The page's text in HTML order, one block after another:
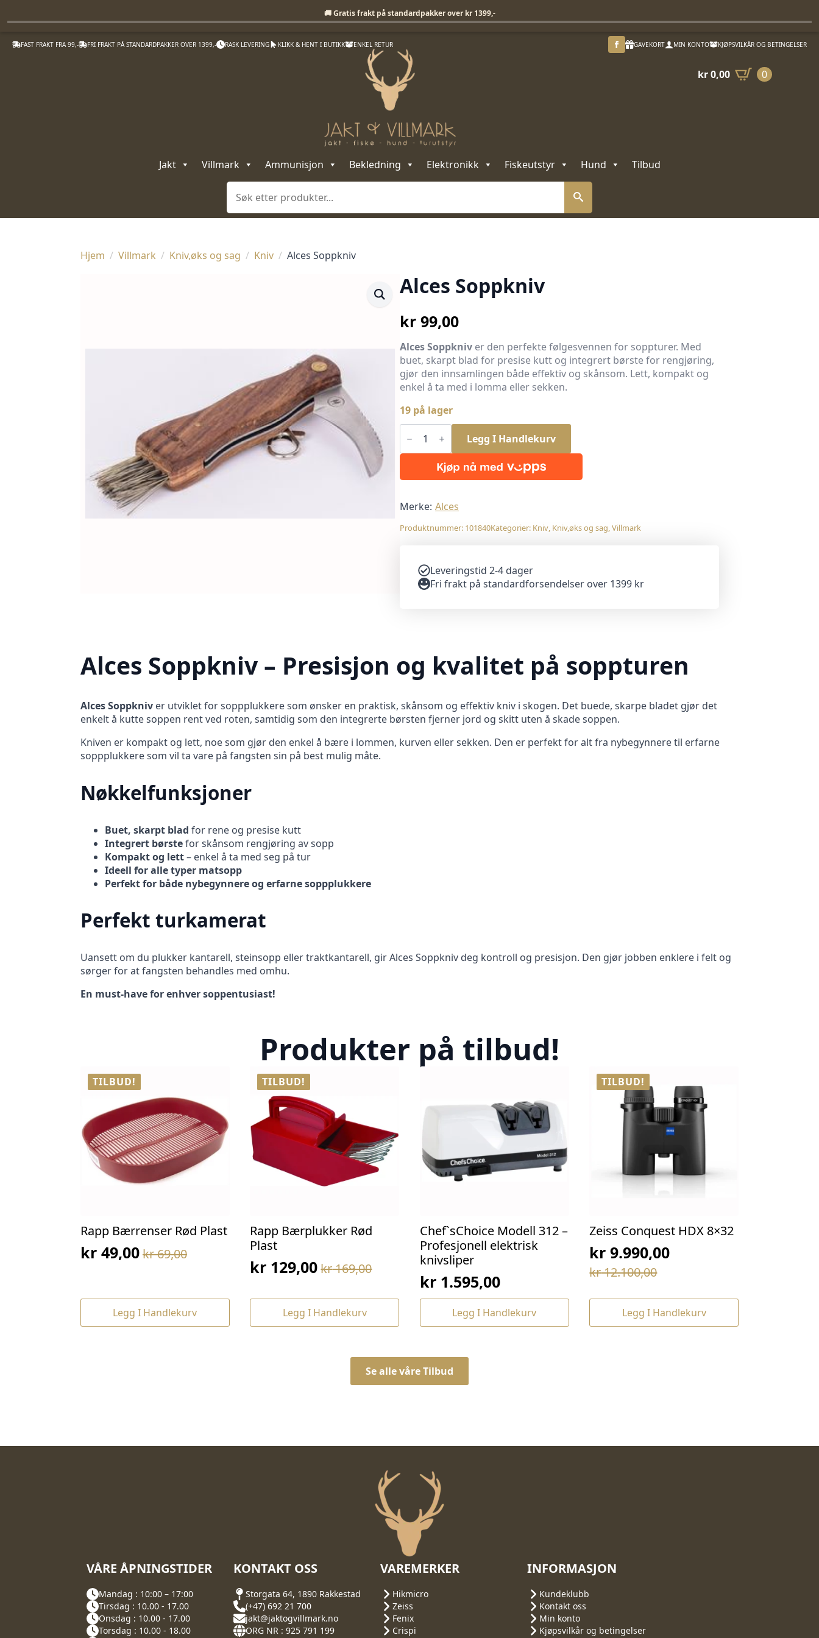
FAST FRAKT FRA 99,- FRI FRAKT PÅ STANDARDPAKKER OVER 1399,- RASK LEVERING KLIKK & HENT I BUTIKK ENKEL RETUR GAVEKORT MIN KONTO KJØPSVILKÅR OG BETINGELSER
kr0,00 0
Jakt Villmark Ammunisjon Bekledning Elektronikk Fiskeutstyr Hund
Tilbud
Søk
Hjem Villmark Kniv,øks og sag Kniv Alces Soppkniv
Alces Soppkniv
kr 99,00
Alces Soppkniv er den perfekte følgesvennen for soppturer. Med
buet, skarpt blad for presise kutt og integrert børste for rengjøring,
gjør den innsamlingen både effektiv og skånsom. Lett, kompakt og
enkel å ta med i lomma eller sekken.
19 på lager
Alces
Soppkniv Legg I Handlekurv
Merke: Alces
Produktnummer: 101840Kategorier: Kniv, Kniv,øks og sag,Villmark
Leveringstid 2-4 dager
Fri frakt på standardforsendelser over 1399 kr
Alces Soppkniv – Presisjon og kvalitet på soppturen
Alces Soppkniv er utviklet for soppplukkere som ønsker en praktisk, skånsom og effektiv kniv i skogen. Det buede, skarpe bladet gjør det
enkelt å kutte soppen rent ved roten, samtidig som den integrerte børsten fjerner jord og skitt uten å skade soppen.
Kniven er kompakt og lett, noe som gjør den enkel å bære i lommen, kurven eller sekken. Den er perfekt for alt fra nybegynnere til erfarne
soppplukkere som vil ta vare på fangsten sin på best mulig måte.
Nøkkelfunksjoner
Buet, skarpt blad for rene og presise kutt
Integrert børstefor skånsom rengjøring av sopp
Kompakt og lett– enkel å ta med seg på tur
Ideell for alle typer matsopp
Perfekt for både nybegynnere og erfarne soppplukkere
Perfekt turkamerat
Uansett om du plukker kantarell, steinsopp eller traktkantarell, gir Alces Soppkniv deg kontroll og presisjon. Den gjør jobben enklere i felt og
sørger for at fangsten behandles med omhu.
En must-have for enhver soppentusiast!
Produkter på tilbud!
TILBUD!
Rapp Bærrenser Rød Plast
kr69,00
Opprinnelig
var:
kr 69,00.
kr 49,00
Nåværende
er:
kr 49,00.
Legg I Handlekurv
TILBUD!
Rapp Bærplukker Rød
Plast
kr169,00
Opprinnelig
pris
kr 169,00.
kr 129,00
Nåværende
pris
kr 129,00.
Legg I Handlekurv
Chef`sChoice Modell 312 –
Profesjonell elektrisk
knivsliper
kr1.595,00
Legg I Handlekurv
TILBUD!
Zeiss Conquest HDX 8×32
kr12.100,00
Opprinnelig
var:
kr 12.100,00.
kr 9.990,00
Nåværende
er:
kr 9.990,00.
Legg I Handlekurv
Se alle våre Tilbud
VÅRE ÅPNINGSTIDER
Mandag : 10:00 – 17:00
Tirsdag : 10.00 - 17.00
Onsdag : 10.00 - 17.00
Torsdag : 10.00 - 18.00
KONTAKT OSS
Storgata 64, 1890 Rakkestad
(+47) 692 21 700
jakt@jaktogvillmark.no
ORG NR : 925 791 199
VAREMERKER
Hikmicro
Zeiss
Fenix
Crispi
INFORMASJON
Kundeklubb
Kontakt oss
Min konto
Kjøpsvilkår og betingelser
🚚 Gratis frakt på standardpakker over kr 1399,-